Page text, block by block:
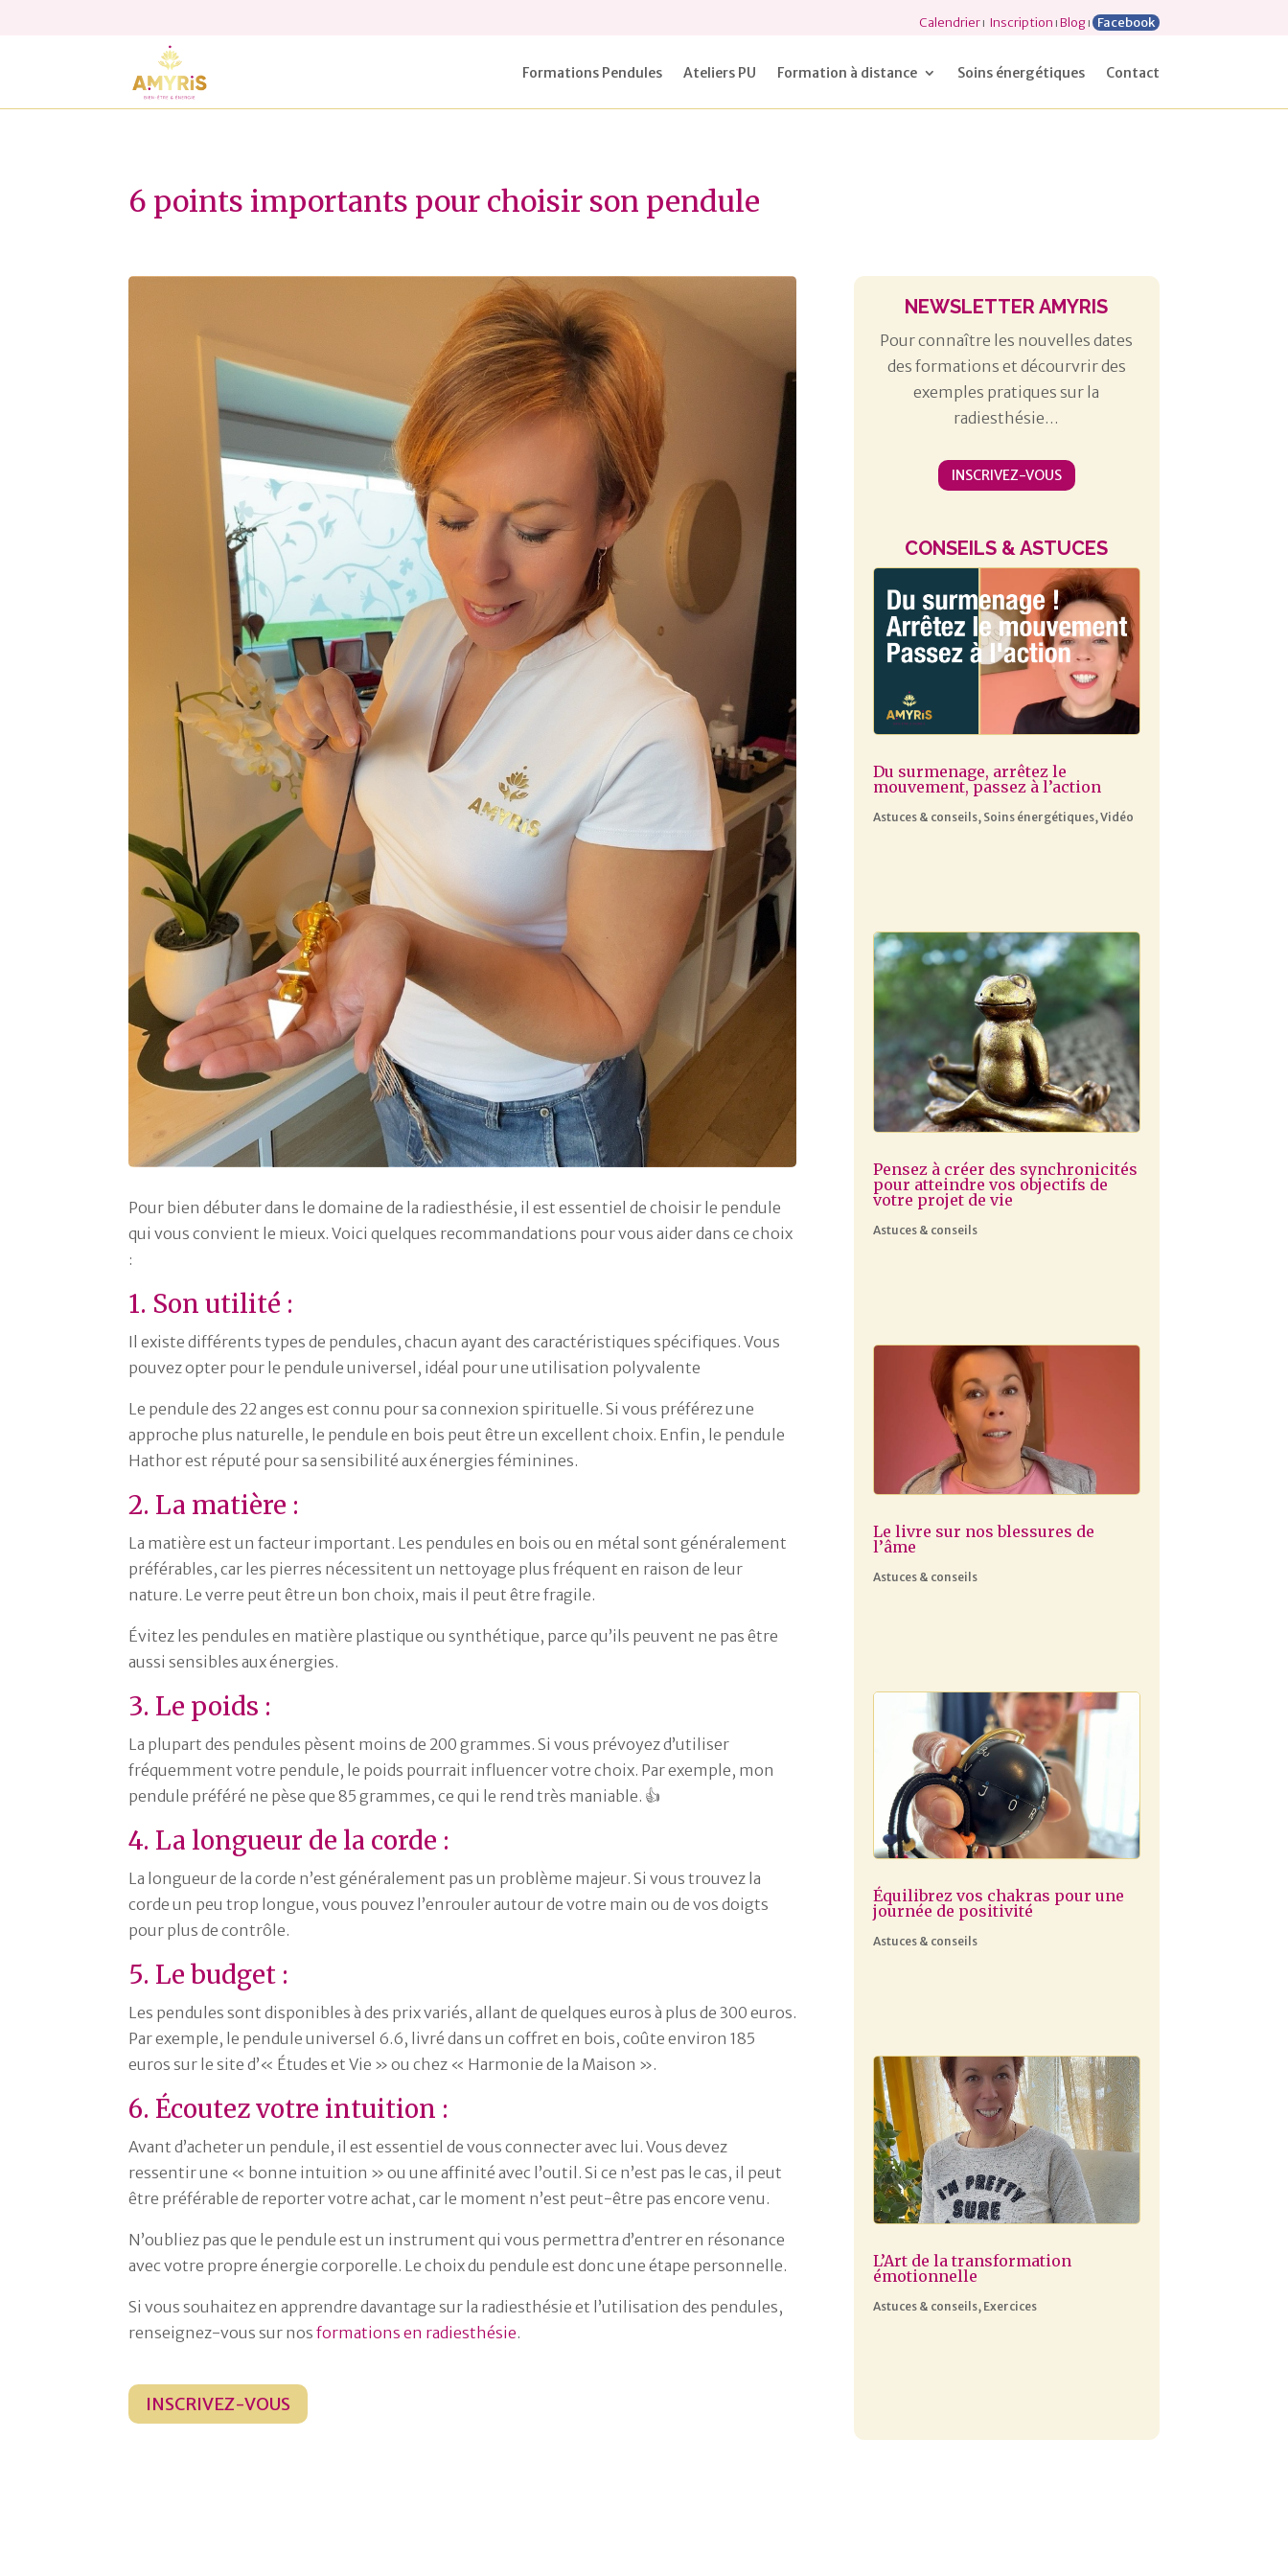
Calendrierı Inscription ıBlogı Facebook
Formations Pendules Ateliers PU Formation à distance Soins énergétiques Contact
6 points importants pour choisir son pendule
Pour bien débuter dans le domaine de la radiesthésie, il est essentiel de choisir le pendule
qui vous convient le mieux. Voici quelques recommandations pour vous aider dans ce choix
:
1. Son utilité :
Il existe différents types de pendules, chacun ayant des caractéristiques spécifiques. Vous
pouvez opter pour le pendule universel, idéal pour une utilisation polyvalente
Le pendule des 22 anges est connu pour sa connexion spirituelle. Si vous préférez une
approche plus naturelle, le pendule en bois peut être un excellent choix. Enfin, le pendule
Hathor est réputé pour sa sensibilité aux énergies féminines.
2. La matière :
La matière est un facteur important. Les pendules en bois ou en métal sont généralement
préférables, car les pierres nécessitent un nettoyage plus fréquent en raison de leur
nature. Le verre peut être un bon choix, mais il peut être fragile.
Évitez les pendules en matière plastique ou synthétique, parce qu’ils peuvent ne pas être
aussi sensibles aux énergies.
3. Le poids :
La plupart des pendules pèsent moins de 200 grammes. Si vous prévoyez d’utiliser
fréquemment votre pendule, le poids pourrait influencer votre choix. Par exemple, mon
pendule préféré ne pèse que 85 grammes, ce qui le rend très maniable. 👍
4. La longueur de la corde :
La longueur de la corde n’est généralement pas un problème majeur. Si vous trouvez la
corde un peu trop longue, vous pouvez l’enrouler autour de votre main ou de vos doigts
pour plus de contrôle.
5. Le budget :
Les pendules sont disponibles à des prix variés, allant de quelques euros à plus de 300 euros.
Par exemple, le pendule universel 6.6, livré dans un coffret en bois, coûte environ 185
euros sur le site d’« Études et Vie » ou chez « Harmonie de la Maison ».
6. Écoutez votre intuition :
Avant d’acheter un pendule, il est essentiel de vous connecter avec lui. Vous devez
ressentir une « bonne intuition » ou une affinité avec l’outil. Si ce n’est pas le cas, il peut
être préférable de reporter votre achat, car le moment n’est peut-être pas encore venu.
N’oubliez pas que le pendule est un instrument qui vous permettra d’entrer en résonance
avec votre propre énergie corporelle. Le choix du pendule est donc une étape personnelle.
Si vous souhaitez en apprendre davantage sur la radiesthésie et l’utilisation des pendules,
renseignez-vous sur nosformations en radiesthésie.
INSCRIVEZ-VOUS
NEWSLETTER AMYRIS
Pour connaître les nouvelles dates
des formations et décourvrir des
exemples pratiques sur la
radiesthésie…
INSCRIVEZ-VOUS
CONSEILS & ASTUCES
Du surmenage, arrêtez le
mouvement, passez à l’action
Astuces & conseils, Soins énergétiques, Vidéo
Pensez à créer des synchronicités
pour atteindre vos objectifs de
votre projet de vie
Astuces & conseils
Le livre sur nos blessures de
l’âme
Astuces & conseils
Équilibrez vos chakras pour une
journée de positivité
Astuces & conseils
L’Art de la transformation
émotionnelle
Astuces & conseils, Exercices